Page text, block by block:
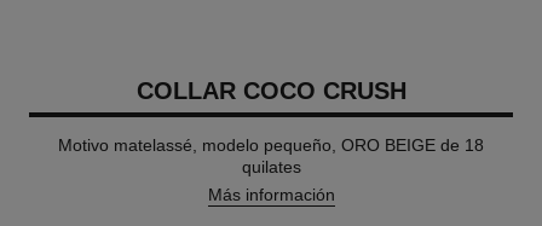
COLLAR COCO CRUSH
Motivo matelassé, modelo pequeño, ORO BEIGE de 18
quilates
Más información